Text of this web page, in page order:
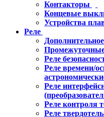
Контакторы
Концевые
Устройства
Реле
Реле
Реле времени/
Реле
Реле контроля
Реле